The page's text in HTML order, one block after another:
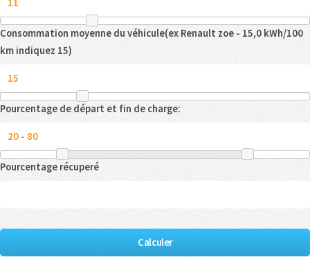
Consommation moyenne du véhicule(ex Renault zoe - 15,0 kWh/100
km indiquez 15)
Pourcentage de départ et fin de charge:
Pourcentage récuperé